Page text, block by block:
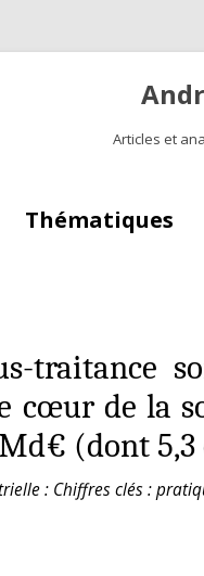
Articles et
Thématiques
traitance
cœur de la
(dont
: Chiffres clés :